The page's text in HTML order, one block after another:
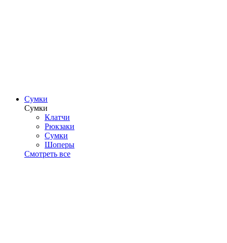
Сумки
Сумки
Клатчи
Рюкзаки
Сумки
Шоперы
Смотреть все